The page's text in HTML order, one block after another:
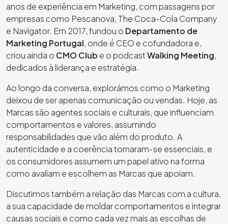
anos de experiência em Marketing, com passagens por
empresas como Pescanova, The Coca-Cola Company
e Navigator. Em 2017, fundou o Departamento de
Marketing Portugal, onde é CEO e cofundadora e,
criou ainda o CMO Club e o podcastWalking Meeting,
dedicados à liderança e estratégia.
Ao longo da conversa, explorámos como o Marketing
deixou de ser apenas comunicação ou vendas. Hoje, as
Marcas são agentes sociais e culturais, que influenciam
comportamentos e valores, assumindo
responsabilidades que vão além do produto. A
autenticidade e a coerência tornaram-se essenciais, e
os consumidores assumem um papel ativo na forma
como avaliam e escolhem as Marcas que apoiam.
Discutimos também a relação das Marcas com a cultura,
a sua capacidade de moldar comportamentos e integrar
causas sociais e como cada vez mais as escolhas de